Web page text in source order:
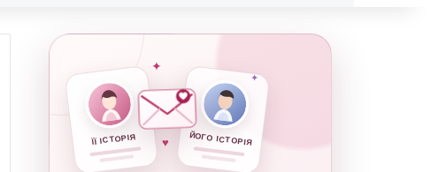
ЇЇ ІСТОРІЯ ЙОГО ІСТОРІЯ
✦
♥
✦